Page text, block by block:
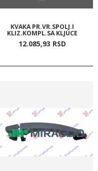
KVAKA PR.VR.SPOLJ.I
KLIZ.KOMPL.SA KLJUCE
12.085,93 RSD